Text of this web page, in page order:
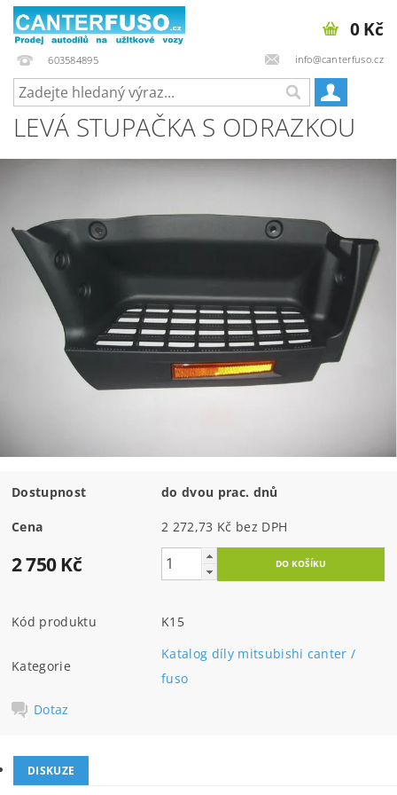
603584895 info@canterfuso.cz
0 Kč
LEVÁ STUPAČKA S ODRAZKOU
Dostupnost do dvou prac. dnů
Cena 2 272,73 Kč bez DPH
2 750 Kč
Kód produktu K15
Kategorie
Katalog díly mitsubishi canter /
fuso
Dotaz
DISKUZE